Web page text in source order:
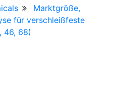
Marktgröße,
für verschleißfeste
46, 68)